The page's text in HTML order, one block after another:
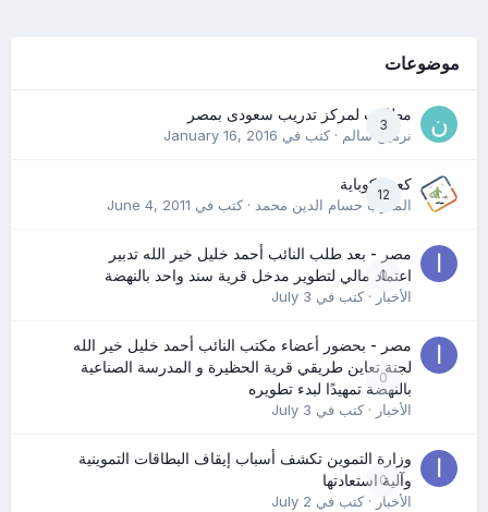
موضوعات
3
مطلوب لمركز تدريب سعودى بمصر
نرمين سالم· كتب في January 16, 2016
12
كعب كوباية
المدرب حسام الدين محمد· كتب في June 4, 2011
0
مصر - بعد طلب النائب أحمد خليل خير الله تدبير
اعتماد مالي لتطوير مدخل قرية سند واحد بالنهضة
الأخبار· كتب في July 3
0
مصر - بحضور أعضاء مكتب النائب أحمد خليل خير الله
لجنة تعاين طريقي قرية الحظيرة و المدرسة الصناعية
بالنهضة تمهيدًا لبدء تطويره
الأخبار· كتب في July 3
0
وزارة التموين تكشف أسباب إيقاف البطاقات التموينية
وآلية استعادتها
الأخبار· كتب في July 2